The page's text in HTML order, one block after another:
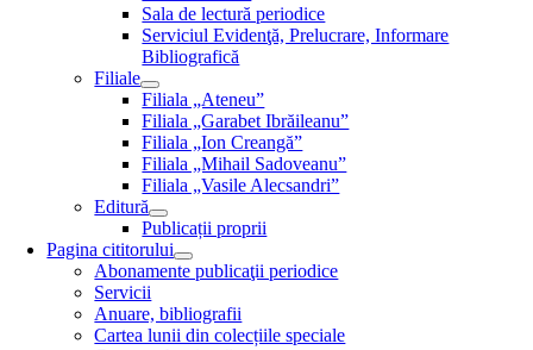
Sala de lectură periodice
Serviciul Evidenţă, Prelucrare, Informare
Bibliografică
Filiale
Filiala „Ateneu”
Filiala „Garabet Ibrăileanu”
Filiala „Ion Creangă”
Filiala „Mihail Sadoveanu”
Filiala „Vasile Alecsandri”
Editură
Publicații proprii
Pagina cititorului
Abonamente publicaţii periodice
Servicii
Anuare, bibliografii
Cartea lunii din colecțiile speciale